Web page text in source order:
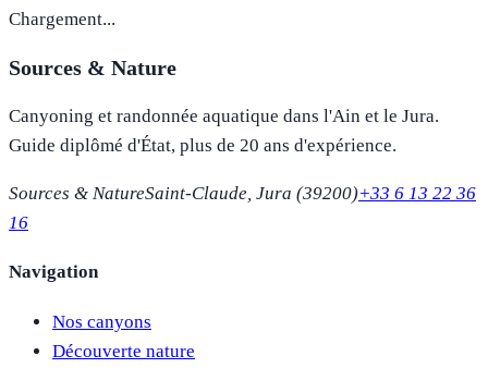
Chargement...
Sources & Nature
Canyoning et randonnée aquatique dans l'Ain et le Jura.
Guide diplômé d'État, plus de 20 ans d'expérience.
Sources & NatureSaint-Claude, Jura (39200)+33 6 13 22 36
16
Navigation
Nos canyons
Découverte nature